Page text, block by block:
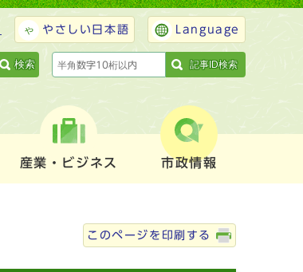
やさしい日本語 Language
検索 記事ID検索
産業・ビジネス 市政情報
このページを印刷する